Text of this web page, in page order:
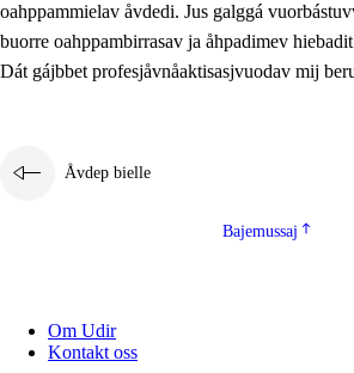
3. Prinsihpa skåvlå dåjmajda
oahppammielav åvdedi. Jus galggá
buorre oahppambirrasav ja åhpadimev
Dát gájbbet profesjåvnåaktisasjvuodav mij
Åvdep bielle
Bajemussaj
Om Udir
Kontakt oss